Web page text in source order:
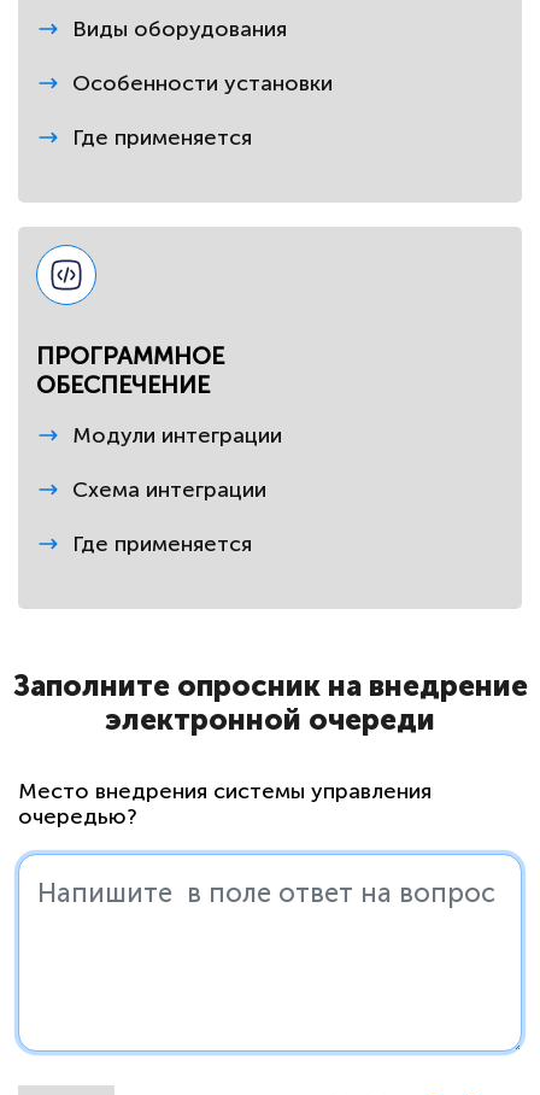
Виды оборудования
Особенности установки
Где применяется
ПРОГРАММНОЕ
ОБЕСПЕЧЕНИЕ
Модули интеграции
Схема интеграции
Где применяется
Заполните опросник на внедрение
электронной очереди
Место внедрения системы управления
очередью?